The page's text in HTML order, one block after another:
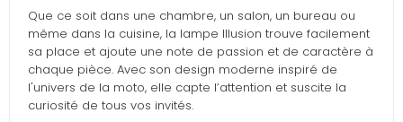
Que ce soit dans une chambre, un salon, un bureau ou
même dans la cuisine, la lampe Illusion trouve facilement
sa place et ajoute une note de passion et de caractère à
chaque pièce. Avec son design moderne inspiré de
l'univers de la moto, elle capte l’attention et suscite la
curiosité de tous vos invités.